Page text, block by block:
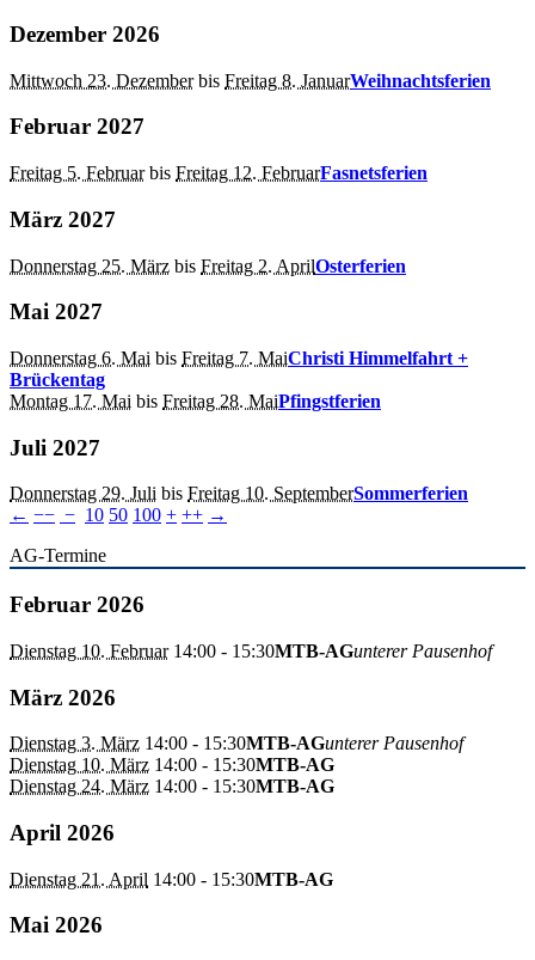
Dezember 2026
Mittwoch 23. Dezemberbis Freitag 8. JanuarWeihnachtsferien
Februar 2027
Freitag 5. Februarbis Freitag 12. FebruarFasnetsferien
März 2027
Donnerstag 25. März bis Freitag 2. AprilOsterferien
Mai 2027
Donnerstag 6. Mai bis Freitag 7. MaiChristi Himmelfahrt +
Brückentag
Montag 17. Mai bis Freitag 28. MaiPfingstferien
Juli 2027
Donnerstag 29. Juli bis Freitag 10. SeptemberSommerferien
← −− − 10 50 100 + ++ →
AG-Termine
Februar 2026
Dienstag 10. Februar14:00 - 15:30MTB-AGunterer Pausenhof
März 2026
Dienstag 3. März 14:00 - 15:30MTB-AGunterer Pausenhof
Dienstag 10. März 14:00 - 15:30MTB-AG
Dienstag 24. März 14:00 - 15:30MTB-AG
April 2026
Dienstag 21. April 14:00 - 15:30MTB-AG
Mai 2026